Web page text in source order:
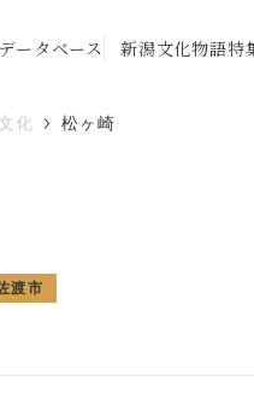
ータベース 新潟文化物語特
化 松ヶ崎
渡市